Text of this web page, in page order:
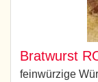
Bratwurst
feinwürzige